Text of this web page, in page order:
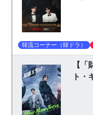
韓流コーナー（韓ドラ）
【
ト・